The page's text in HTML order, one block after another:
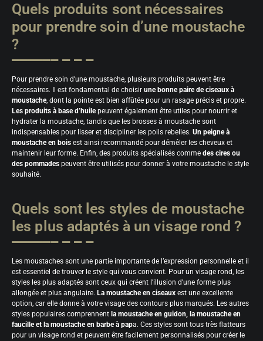
Quels produits sont nécessaires
pour prendre soin d’une moustache
?
Pour prendre soin d’une moustache, plusieurs produits peuvent être
nécessaires. Il est fondamental de choisir une bonne paire de ciseaux à
moustache, dont la pointe est bien affûtée pour un rasage précis et propre.
Les produits à base d’huilepeuvent également être utiles pour nourrir et
hydrater la moustache, tandis que les brosses à moustache sont
indispensables pour lisser et discipliner les poils rebelles. Un peigne à
moustache en bois est ainsi recommandé pour démêler les cheveux et
maintenir leur forme. Enfin, des produits spécialisés comme des cires ou
des pommades peuvent être utilisés pour donner à votre moustache le style
souhaité.
Quels sont les styles de moustache
les plus adaptés à un visage rond ?
Les moustaches sont une partie importante de l’expression personnelle et il
est essentiel de trouver le style qui vous convient. Pour un visage rond, les
styles les plus adaptés sont ceux qui créent l’illusion d’une forme plus
allongée et plus angulaire. La moustache en ciseaux est une excellente
option, car elle donne à votre visage des contours plus marqués. Les autres
styles populaires comprennent la moustache en guidon, la moustache en
faucille et la moustache en barbe à papa. Ces styles sont tous très flatteurs
pour un visage rond et peuvent être facilement personnalisés pour créer le